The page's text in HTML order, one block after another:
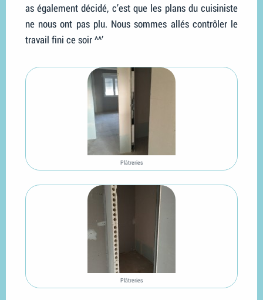
as également décidé, c’est que les plans du cuisiniste
ne nous ont pas plu. Nous sommes allés contrôler le
travail fini ce soir ^^’
Plâtreries
Plâtreries